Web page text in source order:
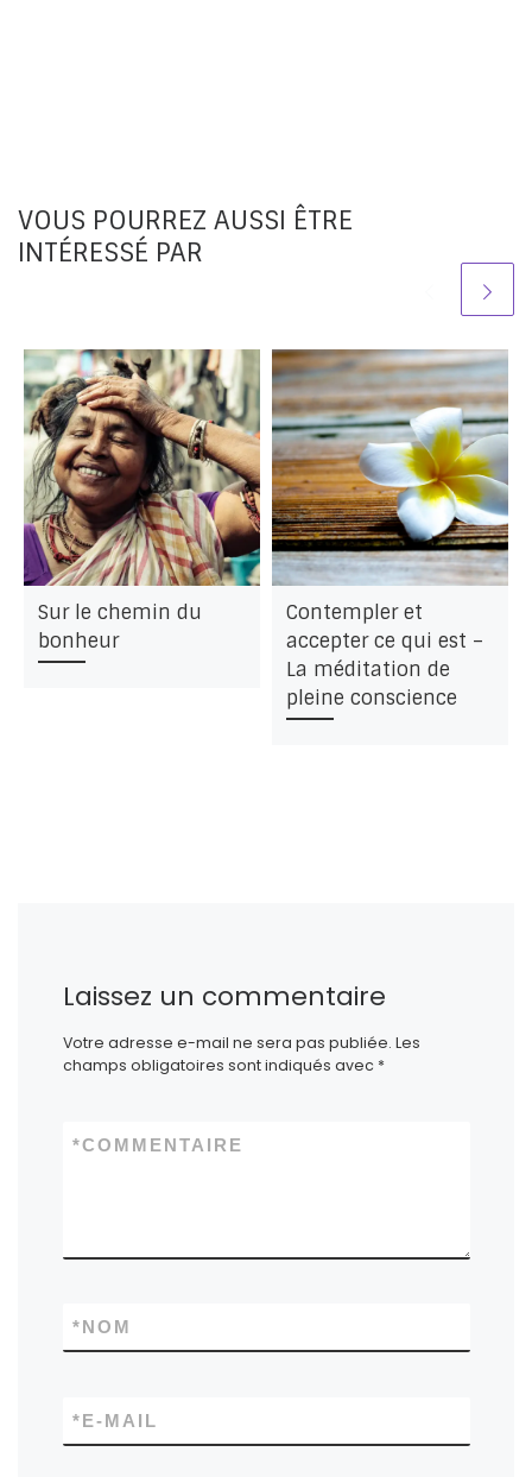
VOUS POURREZ AUSSI ÊTRE
INTÉRESSÉ PAR
Sur le chemin du
bonheur
Contempler et
accepter ce qui est –
La méditation de
pleine conscience
Laissez un commentaire
Votre adresse e-mail ne sera pas publiée. Les
champs obligatoires sont indiqués avec *
COMMENTAIRE
*
NOM
*
E-MAIL
*